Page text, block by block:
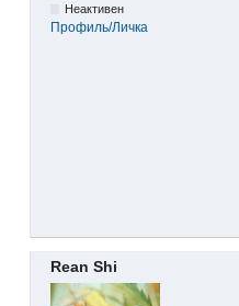
Неактивен
Профиль/Личка
Rean Shi